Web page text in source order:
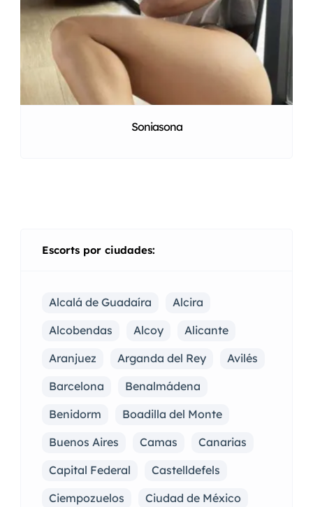
Soniasona
Escorts por ciudades:
Alcalá de Guadaíra
Alcira
Alcobendas
Alcoy
Alicante
Aranjuez
Arganda del Rey
Avilés
Barcelona
Benalmádena
Benidorm
Boadilla del Monte
Buenos Aires
Camas
Canarias
Capital Federal
Castelldefels
Ciempozuelos
Ciudad de México